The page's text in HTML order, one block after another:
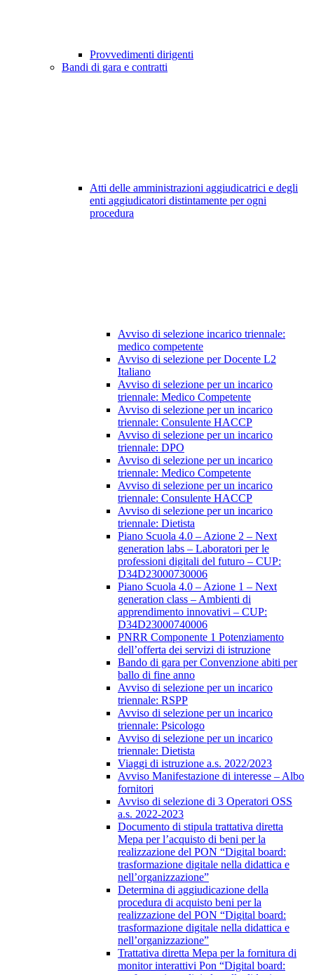
Provvedimenti dirigenti
Bandi di gara e contratti
Atti delle amministrazioni aggiudicatrici e degli
enti aggiudicatori distintamente per ogni
procedura
Avviso di selezione incarico triennale:
medico competente
Avviso di selezione per Docente L2
Italiano
Avviso di selezione per un incarico
triennale: Medico Competente
Avviso di selezione per un incarico
triennale: Consulente HACCP
Avviso di selezione per un incarico
triennale: DPO
Avviso di selezione per un incarico
triennale: Medico Competente
Avviso di selezione per un incarico
triennale: Consulente HACCP
Avviso di selezione per un incarico
triennale: Dietista
Piano Scuola 4.0 – Azione 2 – Next
generation labs – Laboratori per le
professioni digitali del futuro – CUP:
D34D23000730006
Piano Scuola 4.0 – Azione 1 – Next
generation class – Ambienti di
apprendimento innovativi – CUP:
D34D23000740006
PNRR Componente 1 Potenziamento
dell’offerta dei servizi di istruzione
Bando di gara per Convenzione abiti per
ballo di fine anno
Avviso di selezione per un incarico
triennale: RSPP
Avviso di selezione per un incarico
triennale: Psicologo
Avviso di selezione per un incarico
triennale: Dietista
Viaggi di istruzione a.s. 2022/2023
Avviso Manifestazione di interesse – Albo
fornitori
Avviso di selezione di 3 Operatori OSS
a.s. 2022-2023
Documento di stipula trattativa diretta
Mepa per l’acquisto di beni per la
realizzazione del PON “Digital board:
trasformazione digitale nella didattica e
nell’organizzazione”
Determina di aggiudicazione della
procedura di acquisto beni per la
realizzazione del PON “Digital board:
trasformazione digitale nella didattica e
nell’organizzazione”
Trattativa diretta Mepa per la fornitura di
monitor interattivi Pon “Digital board: